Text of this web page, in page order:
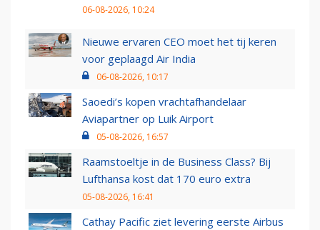
06-08-2026, 10:24
Nieuwe ervaren CEO moet het tij keren
voor geplaagd Air India
06-08-2026, 10:17
Saoedi’s kopen vrachtafhandelaar
Aviapartner op Luik Airport
05-08-2026, 16:57
Raamstoeltje in de Business Class? Bij
Lufthansa kost dat 170 euro extra
05-08-2026, 16:41
Cathay Pacific ziet levering eerste Airbus